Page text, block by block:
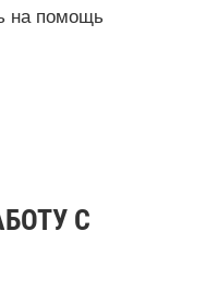
на помощь
С